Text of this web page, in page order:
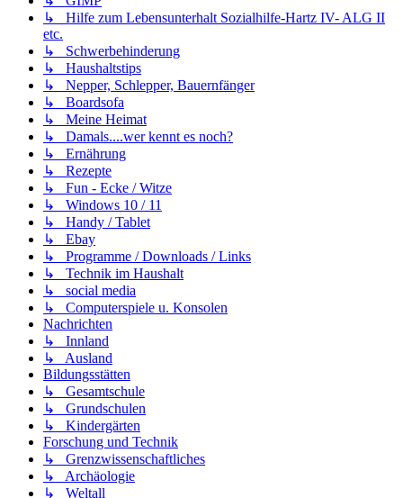
↳ Hilfe zum Lebensunterhalt Sozialhilfe-Hartz IV- ALG II
etc.
↳ Schwerbehinderung
↳ Haushaltstips
↳ Nepper, Schlepper, Bauernfänger
↳ Boardsofa
↳ Meine Heimat
↳ Damals....wer kennt es noch?
↳ Ernährung
↳ Rezepte
↳ Fun - Ecke / Witze
↳ Windows 10 / 11
↳ Handy / Tablet
↳ Ebay
↳ Programme / Downloads / Links
↳ Technik im Haushalt
↳ social media
↳ Computerspiele u. Konsolen
Nachrichten
↳ Innland
↳ Ausland
Bildungsstätten
↳ Gesamtschule
↳ Grundschulen
↳ Kindergärten
Forschung und Technik
↳ Grenzwissenschaftliches
↳ Archäologie
↳ Weltall